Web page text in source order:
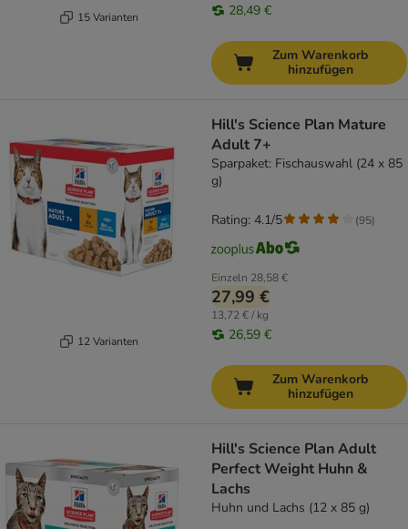
15 Varianten 28,49 €
Zum Warenkorb
hinzufügen
12 Varianten
Hill's Science Plan Mature
Adult 7+
Sparpaket: Fischauswahl (24 x 85
g)
Einzeln 28,58 €
27,99 €
13,72 € / kg
26,59 €
Rating: 4.1/5 (95)
Zum Warenkorb
hinzufügen
Hill's Science Plan Adult
Perfect Weight Huhn &
Lachs
Huhn und Lachs (12 x 85 g)